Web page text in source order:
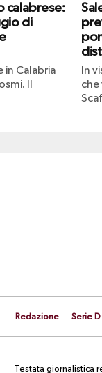
calabrese:
di
in Calabria
Il
In
che
Redazione Serie D
Testata giornalistica